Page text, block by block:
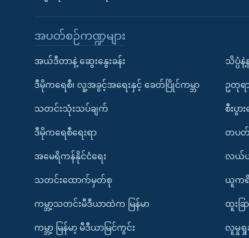
အပတ်စဉ်ကဏ္ဍများ
အယ်ဒီတာနဲ့ ဆွေးနွေးခန်း
ဒီမိုကရေစီ၊ လူ့အခွင့်အရေးနှင့် ခေတ်ပြိုင်ကမ္ဘာ
သတင်းသုံးသပ်ချက်
ဒီမိုကရေစီရေးရာ
အမေရိကန်နိုင်ငံရေး
သတင်းထောက်မှတ်စု
ကမ္ဘာ့သတင်းမီဒီယာထဲက မြန်မာ
ကမ္ဘာ့ မြန်မာ့ မီဒီယာမြင်ကွင်း
သိပ္ပံ
ဥတုရ
စီးပွား
တပတ်
လယ်ယ
ယူကရိ
ထူးခြ
လူမှုရှု